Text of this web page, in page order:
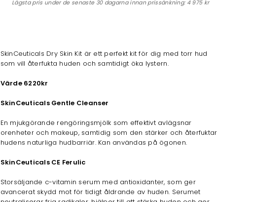
Lägsta pris under de senaste 30 dagarna innan prissänkning: 4 975 kr
SkinCeuticals Dry Skin Kit är ett perfekt kit för dig med torr hud
som vill återfukta huden och samtidigt öka lystern.
Värde 6220kr
SkinCeuticals Gentle Cleanser
En mjukgörande rengöringsmjölk som effektivt avlägsnar
orenheter och makeup, samtidig som den stärker och återfuktar
hudens naturliga hudbarriär. Kan användas på ögonen.
SkinCeuticals CE Ferulic
Storsäljande c-vitamin serum med antioxidanter, som ger
avancerat skydd mot för tidigt åldrande av huden. Serumet